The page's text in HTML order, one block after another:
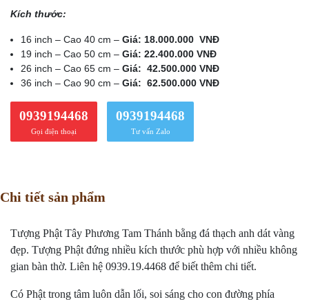
Kích thước:
16 inch – Cao 40 cm – Giá: 18.000.000 VNĐ
19 inch – Cao 50 cm – Giá: 22.400.000 VNĐ
26 inch – Cao 65 cm – Giá: 42.500.000 VNĐ
36 inch – Cao 90 cm – Giá: 62.500.000 VNĐ
0939194468
Gọi điện thoại
0939194468
Tư vấn Zalo
Chi tiết sản phẩm
Tượng Phật Tây Phương Tam Thánh bằng đá thạch anh dát vàng
đẹp. Tượng Phật đứng nhiều kích thước phù hợp với nhiều không
gian bàn thờ. Liên hệ 0939.19.4468 để biết thêm chi tiết.
Có Phật trong tâm luôn dẫn lối, soi sáng cho con đường phía